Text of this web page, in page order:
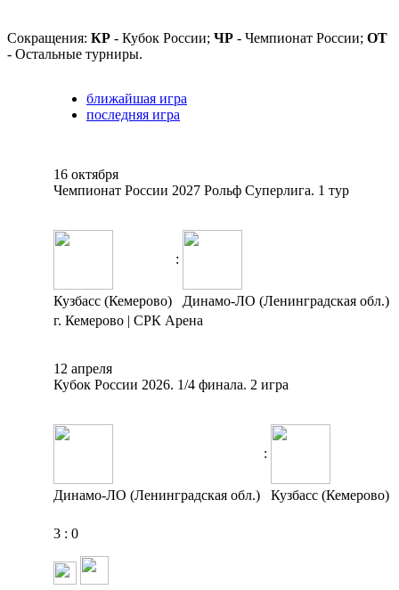
Сокращения: КР - Кубок России; ЧР - Чемпионат России; ОТ
- Остальные турниры.
ближайшая игра
последняя игра
16 октября
Чемпионат России 2027 Рольф Суперлига. 1 тур
:
Кузбасс (Кемерово)
Динамо-ЛО (Ленинградская обл.)
г. Кемерово | СРК Арена
12 апреля
Кубок России 2026. 1/4 финала. 2 игра
:
Динамо-ЛО (Ленинградская обл.) Кузбасс (Кемерово)
3 : 0